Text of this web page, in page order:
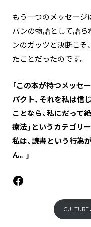
もう一つのメッセージ
バンの物語として語ら
ンのガッツと決断こそ
たことだったのです。
「この本が持つメッセ
パクト、それを私は信
ことなら、私にだって
療法」というカテゴリ
私は、読書という行為
ん。」
Facebook
CULTURE